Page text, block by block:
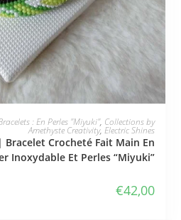
L'ADOPTE: En Perles "Miyuki", Collections by
Amethyste Creativity, Electric Shines
Bracelet Crocheté Fait Main En
Inoxydable Et Perles “Miyuki”
€42,00